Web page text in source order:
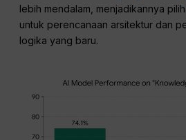
lebih mendalam, menjadikannya
untuk perencanaan arsitektur dan
logika yang baru.